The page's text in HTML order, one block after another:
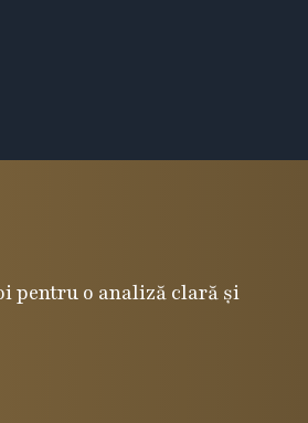
pentru o analiză clară și